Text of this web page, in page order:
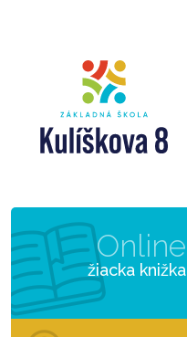
Online
žiacka knižka